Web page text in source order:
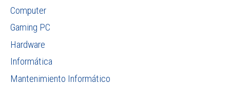
Computer
Gaming PC
Hardware
Informática
Mantenimiento Informático